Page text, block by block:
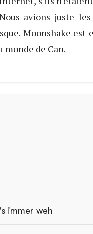
avions juste
Moonshake
de Can.
immer weh